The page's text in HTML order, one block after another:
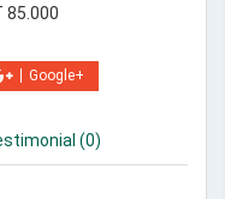
85.000
Google+
(0)